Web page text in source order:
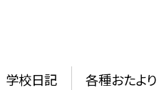
学校日記 各種おたより